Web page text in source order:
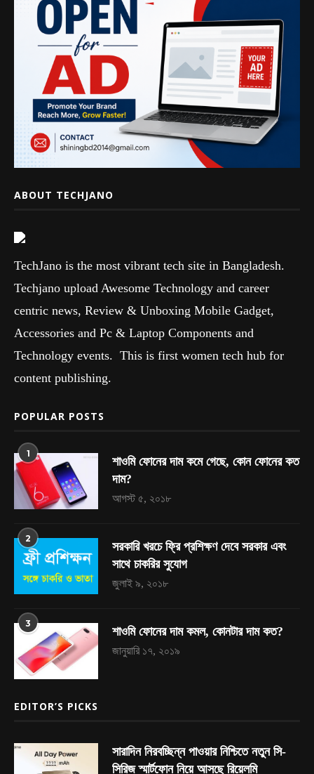
ABOUT TECHJANO
TechJano is the most vibrant tech site in Bangladesh.
Techjano upload Awesome Technology and career
centric news, Review & Unboxing Mobile Gadget,
Accessories and Pc & Laptop Components and
Technology events. This is first women tech hub for
content publishing.
POPULAR POSTS
1
শাওমি ফোনের দাম কমে গেছে, কোন ফোনের কত
দাম?
আগস্ট ৫, ২০১৮
2
সরকারি খরচে ফ্রি প্রশিক্ষণ দেবে সরকার এবং
সাথে চাকরির সুযোগ
জুলাই ৯, ২০১৮
3
শাওমি ফোনের দাম কমল, কোনটার দাম কত?
জানুয়ারি ১৭, ২০১৯
EDITOR’S PICKS
সারাদিন নিরবচ্ছিন্ন পাওয়ার নিশ্চিতে নতুন সি-
সিরিজ স্মার্টফোন নিয়ে আসছে রিয়েলমি